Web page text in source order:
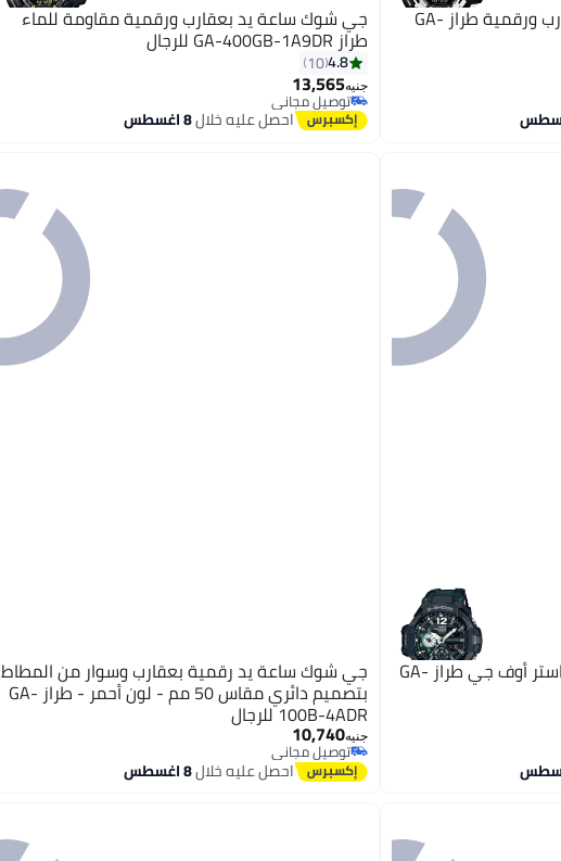
جي شوك ساعة G شوك بعقارب ورقمية طراز GA- جي شوك ساعة يد بعقارب ورقمية مقاومة للماء
طراز GA-400GB-1A9DR للرجال
4.8
10
جنيه13,565
توصيل مجاني
توصيل مجانياحصل عليه خلال8 اغسطس
جي شوك ساعة يد بعقارب ماستر أوف جي طراز GA- جي شوك ساعة يد رقمية بعقارب وسوار من المطاط
بتصميم دائري مقاس 50 مم - لون أحمر - طراز GA-
100B-4ADR للرجال
جنيه10,740
توصيل مجاني
توصيل مجانياحصل عليه خلال8 اغسطس